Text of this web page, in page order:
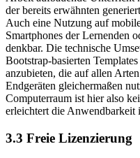
der bereits erwähnten
Auch eine Nutzung auf
Smartphones der Lernenden
denkbar. Die technische
Bootstrap-basierten
anzubieten, die auf allen
Endgeräten gleichermaßen
Computerraum ist hier also
erleichtert die Anwendbarkeit
3.3 Freie Lizenzierung